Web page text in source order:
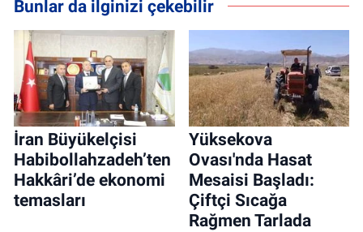
Bunlar da ilginizi çekebilir
İran Büyükelçisi
Habibollahzadeh’ten
Hakkâri’de ekonomi
temasları
Yüksekova
Ovası'nda Hasat
Mesaisi Başladı:
Çiftçi Sıcağa
Rağmen Tarlada